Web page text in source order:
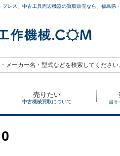
レス、中古工具周辺機器の買取販売なら、福島
売りたい
中古機械買取について 当サ